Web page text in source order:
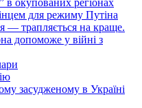
для режиму Путіна
— трапляється на краще.
допоможе у війні з
засудженому в Україні